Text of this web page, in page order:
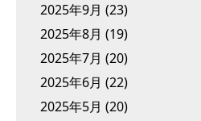
2025年9月 (23)
2025年8月 (19)
2025年7月 (20)
2025年6月 (22)
2025年5月 (20)